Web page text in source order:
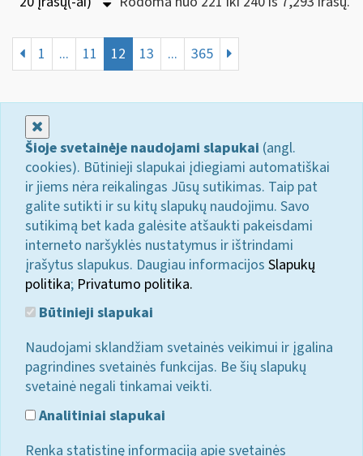
1 ... 11 12 13 ... 365
Šioje svetainėje naudojami slapukai (angl.
cookies). Būtinieji slapukai įdiegiami automatiškai
ir jiems nėra reikalingas Jūsų sutikimas. Taip pat
galite sutikti ir su kitų slapukų naudojimu. Savo
sutikimą bet kada galėsite atšaukti pakeisdami
interneto naršyklės nustatymus ir ištrindami
įrašytus slapukus. Daugiau informacijos Slapukų
politika; Privatumo politika.
Būtinieji slapukai
Naudojami sklandžiam svetainės veikimui ir įgalina
pagrindines svetainės funkcijas. Be šių slapukų
svetainė negali tinkamai veikti.
Analitiniai slapukai
Renka statistinę informaciją apie svetainės